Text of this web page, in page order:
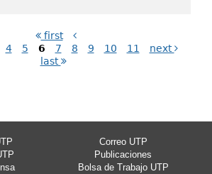
first
4 5 6 7 8 9 10 11
next
last
Correo UTP
Publicaciones
Bolsa de Trabajo UTP